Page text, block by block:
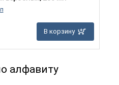
В корзину
алфавиту